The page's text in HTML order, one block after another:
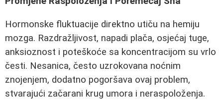
Hormonske fluktuacije direktno utiču na hemiju
mozga. Razdražljivost, napadi plača, osjećaj tuge,
anksioznost i poteškoće sa koncentracijom su vrlo
česti. Nesanica, često uzrokovana noćnim
znojenjem, dodatno pogoršava ovaj problem,
stvarajući začarani krug umora i neraspoloženja.